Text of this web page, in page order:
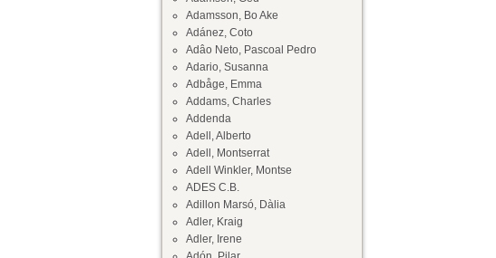
Adamsson, Bo Ake
Adánez, Coto
Adâo Neto, Pascoal Pedro
Adario, Susanna
Adbåge, Emma
Addams, Charles
Addenda
Adell, Alberto
Adell, Montserrat
Adell Winkler, Montse
ADES C.B.
Adillon Marsó, Dàlia
Adler, Kraig
Adler, Irene